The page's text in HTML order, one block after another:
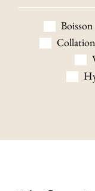
Boisson
Collation